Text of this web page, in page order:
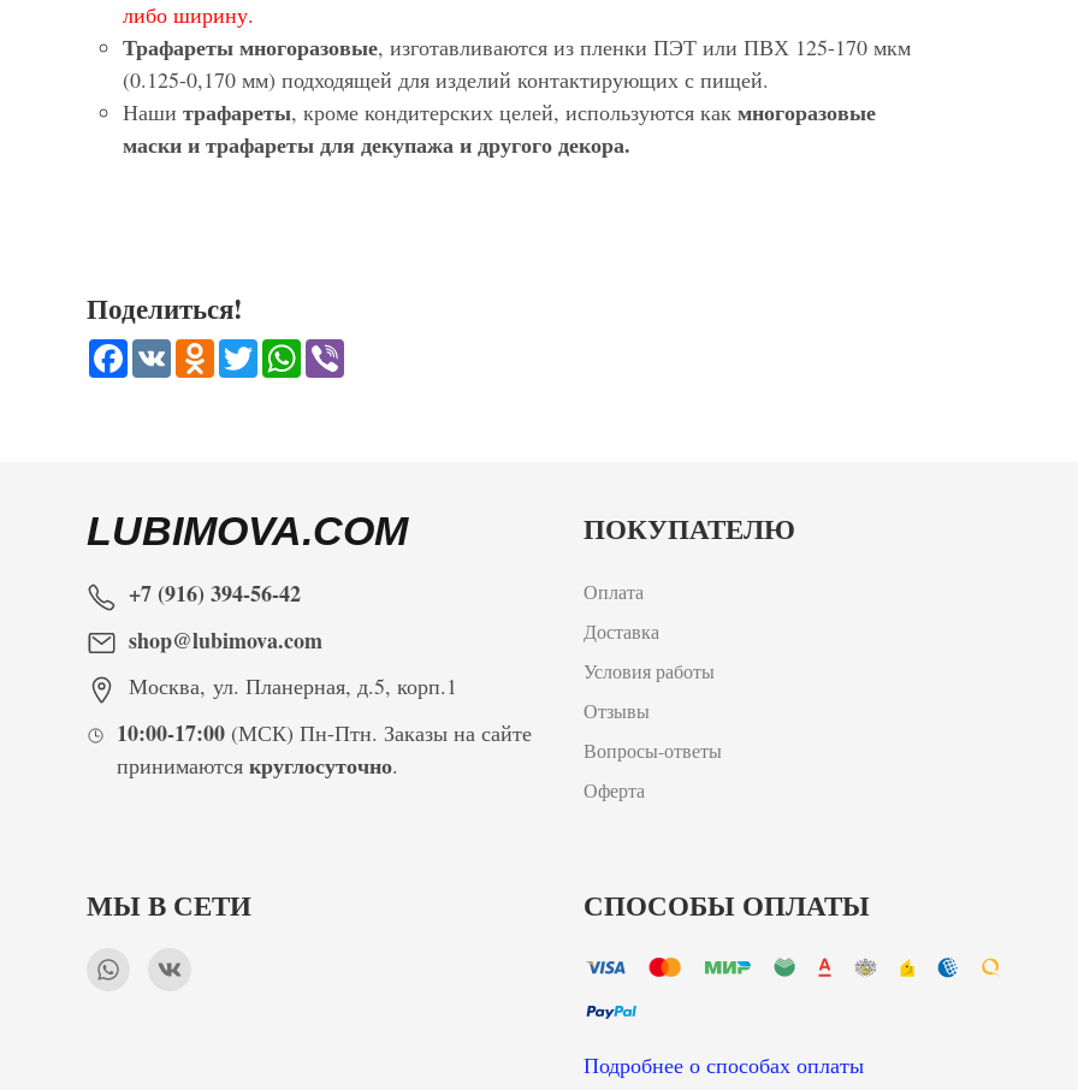
либо ширину.
Трафареты многоразовые, изготавливаются из пленки ПЭТ или ПВХ 125-170 мкм
(0.125-0,170 мм) подходящей для изделий контактирующих с пищей.
Наши трафареты, кроме кондитерских целей, используются как многоразовые
маски и трафареты для декупажа и другого декора.
Поделиться!
Facebook
VK Odnoklassniki
TwitterWhatsApp
LUBIMOVA.COM
+7 (916) 394-56-42
shop@lubimova.com
Москва, ул. Планерная, д.5, корп.1
10:00-17:00(МСК) Пн-Птн. Заказы на сайте
принимаются круглосуточно.
ПОКУПАТЕЛЮ
Оплата
Доставка
Условия работы
Отзывы
Вопросы-ответы
Оферта
МЫ В СЕТИ СПОСОБЫ ОПЛАТЫ
Подробнее о способах оплаты